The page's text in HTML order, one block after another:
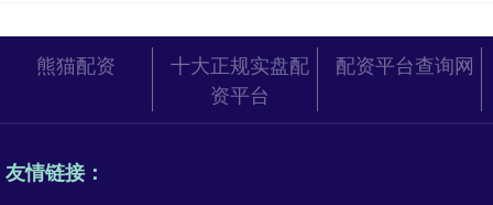
熊猫配资
十大正规实盘配
资平台
配资平台查询网
友情链接：